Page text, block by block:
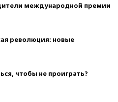
международной премии
революция: новые
чтобы не проиграть?